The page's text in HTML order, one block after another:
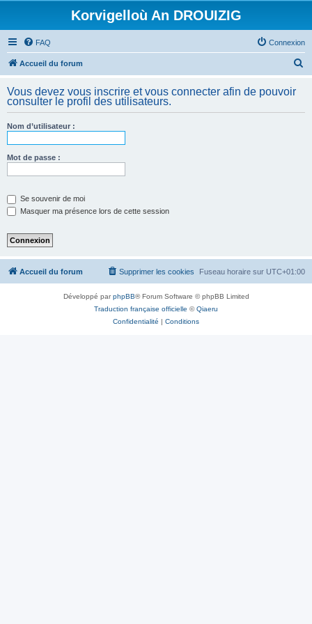
Korvigelloù An DROUIZIG
FAQ Connexion
Accueil du forum
h
Vous devez vous inscrire et vous connecter afin de pouvoir
consulter le profil des utilisateurs.
Nom d’utilisateur :
Mot de passe :
Se souvenir de moi
Masquer ma présence lors de cette session
Accueil du forum Fuseau horaire sur UTC+01:00
Supprimer les cookies
Développé parphpBB® Forum Software © phpBB Limited
Traduction française officielle ©Qiaeru
Confidentialité | Conditions